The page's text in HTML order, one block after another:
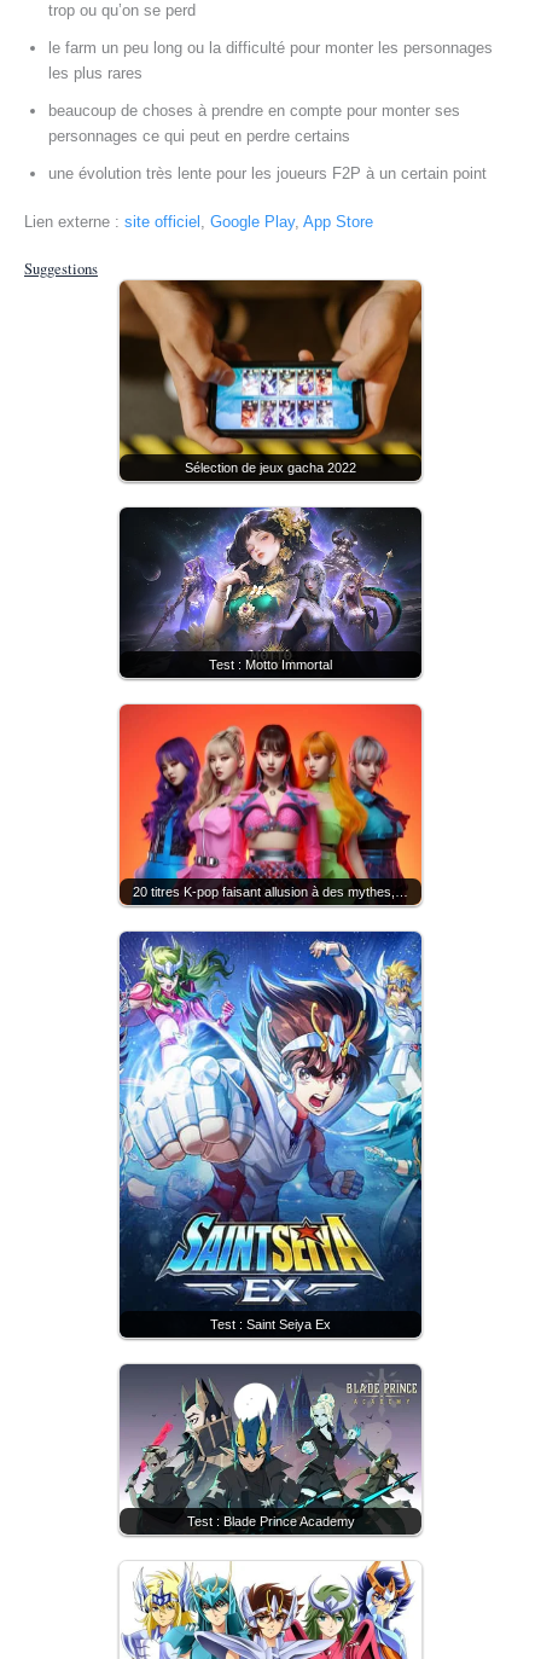
trop ou qu’on se perd
le farm un peu long ou la difficulté pour monter les personnages
les plus rares
beaucoup de choses à prendre en compte pour monter ses
personnages ce qui peut en perdre certains
une évolution très lente pour les joueurs F2P à un certain point
Lien externe : site officiel , Google Play, App Store
Suggestions
Sélection de jeux gacha 2022
Test : Motto Immortal
20 titres K-pop faisant allusion à des mythes,…
Test : Saint Seiya Ex
Test : Blade Prince Academy